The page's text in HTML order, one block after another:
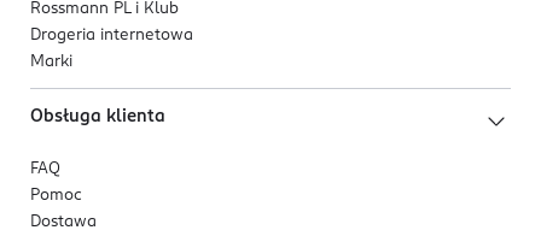
Rossmann PL i Klub
Drogeria internetowa
Marki
Obsługa klienta
FAQ
Pomoc
Dostawa